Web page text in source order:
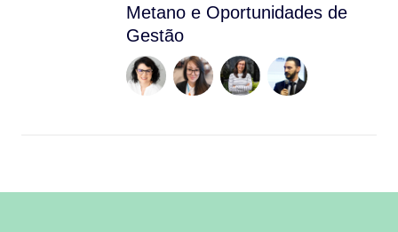
Metano e Oportunidades de
Gestão